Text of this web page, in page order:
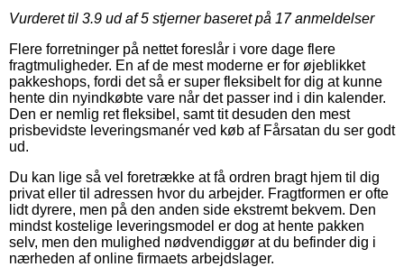
Vurderet til 3.9 ud af 5 stjerner baseret på 17anmeldelser
Flere forretninger på nettet foreslår i vore dage flere
fragtmuligheder. En af de mest moderne er for øjeblikket
pakkeshops, fordi det så er super fleksibelt for dig at kunne
hente din nyindkøbte vare når det passer ind i din kalender.
Den er nemlig ret fleksibel, samt tit desuden den mest
prisbevidste leveringsmanér ved køb af Fårsatan du ser godt
ud.
Du kan lige så vel foretrække at få ordren bragt hjem til dig
privat eller til adressen hvor du arbejder. Fragtformen er ofte
lidt dyrere, men på den anden side ekstremt bekvem. Den
mindst kostelige leveringsmodel er dog at hente pakken
selv, men den mulighed nødvendiggør at du befinder dig i
nærheden af online firmaets arbejdslager.